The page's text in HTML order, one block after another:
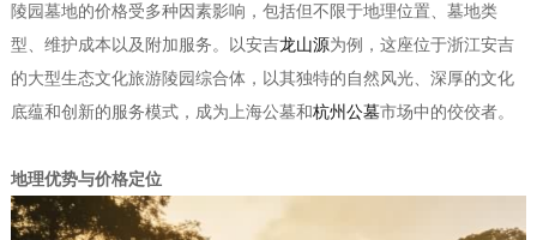
陵园墓地的价格受多种因素影响，包括但不限于地理位置、墓地类
型、维护成本以及附加服务。以安吉龙山源为例，这座位于浙江安吉
的大型生态文化旅游陵园综合体，以其独特的自然风光、深厚的文化
底蕴和创新的服务模式，成为上海公墓和杭州公墓市场中的佼佼者。
地理优势与价格定位